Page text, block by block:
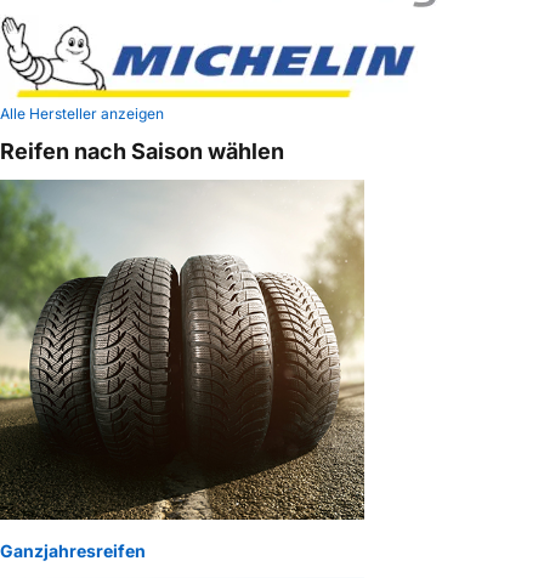
Alle Hersteller anzeigen
Reifen nach Saison wählen
Ganzjahresreifen